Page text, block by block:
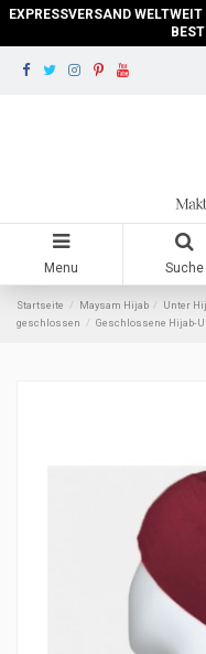
EXPRESSVERSAND
Menu Suche
Startseite Maysam Hijab Unter
geschlossen
Geschlossene Hijab-